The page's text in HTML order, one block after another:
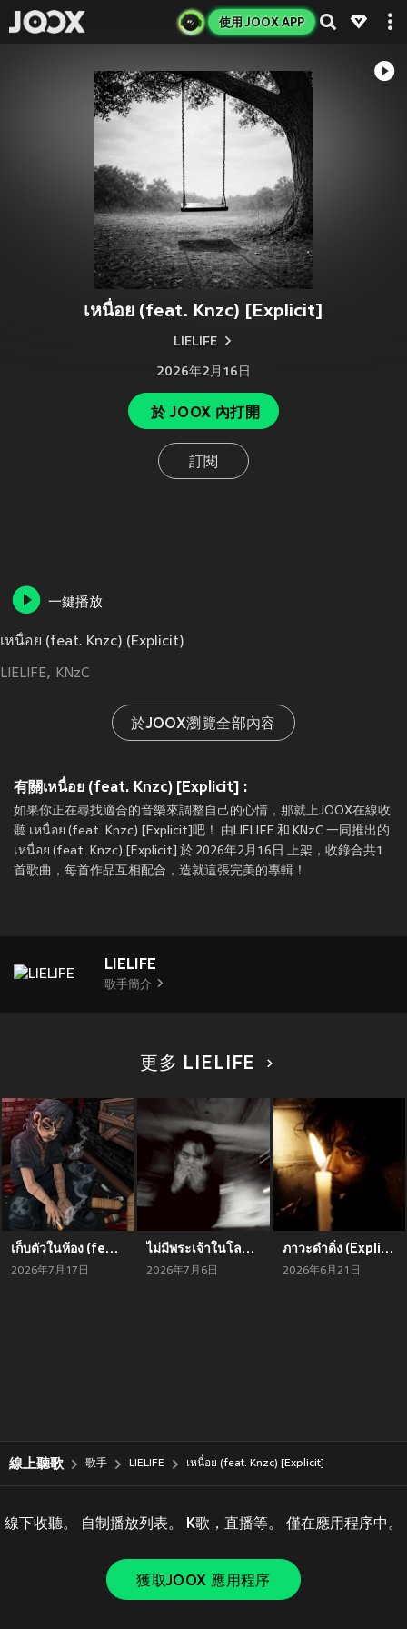
使用 JOOX APP
เหนื่อย (feat. Knzc) [Explicit]
LIELIFE
2026年2月16日
於 JOOX 內打開
訂閱
一鍵播放
เหนื่อย (feat. Knzc) (Explicit)
LIELIFE KNzC
於JOOX瀏覽全部內容
有關เหนื่อย (feat. Knzc) [Explicit] :
如果你正在尋找適合的音樂來調整自己的心情，那就上JOOX在線收
聽 เหนื่อย (feat. Knzc) [Explicit]吧！ 由LIELIFE 和 KNzC 一同推出的
เหนื่อย (feat. Knzc) [Explicit] 於 2026年2月16日 上架，收錄合共1
首歌曲，每首作品互相配合，造就這張完美的專輯！
LIELIFE
歌手簡介
更多 LIELIFE
เก็บตัวในห้อง (feat. Knight pain) [Explicit]
2026年7月17日
ไม่มีพระเจ้าในโลกใบนี้ (Explicit)
2026年7月6日
ภาวะดำดิ่ง (Explicit)
2026年6月21日
線上聽歌 歌手 LIELIFE เหนื่อย (feat. Knzc) [Explicit]
線下收聽。 自制播放列表。 K歌，直播等。 僅在應用程序中。
獲取JOOX 應用程序